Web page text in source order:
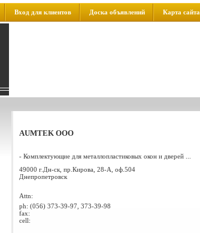
Вход для клиентов Доска объявлений Карта сайта
AUMTEK ООО
- Комплектующие для металлопластиковых окон и дверей ...
49000 г.Дн-ск, пр.Кирова, 28-А, оф.504
Днепропетровск
Attn:
ph: (056) 373-39-97, 373-39-98
fax:
cell: